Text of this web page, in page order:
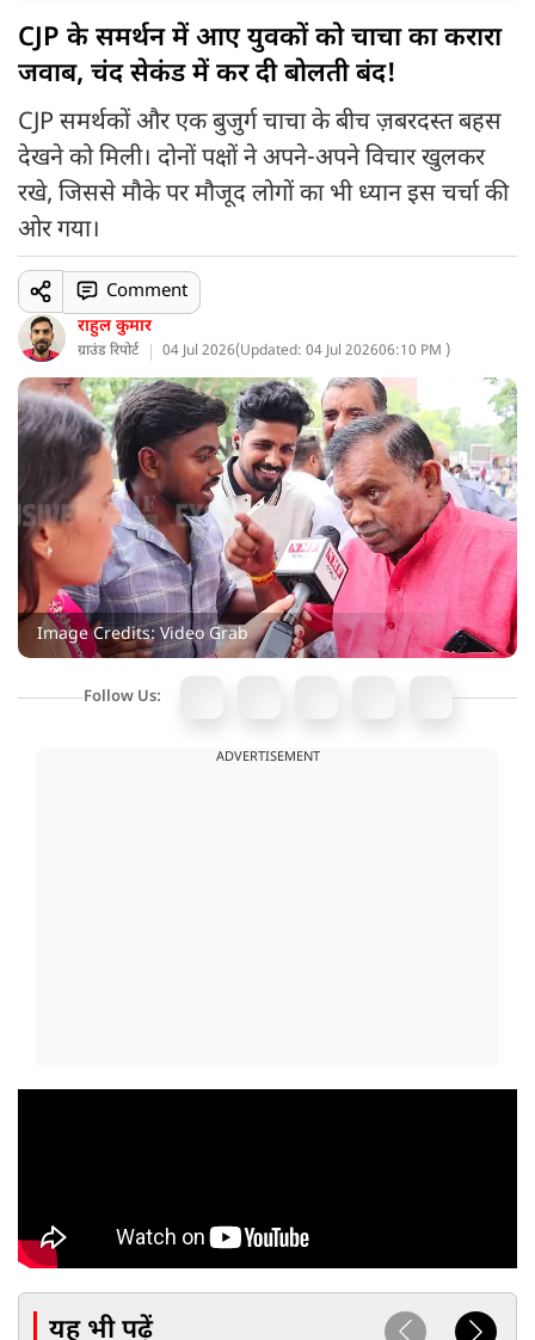
CJP के समर्थन में आए युवकों को चाचा का करारा
जवाब, चंद सेकंड में कर दी बोलती बंद!
CJP समर्थकों और एक बुजुर्ग चाचा के बीच ज़बरदस्त बहस
देखने को मिली। दोनों पक्षों ने अपने-अपने विचार खुलकर
रखे, जिससे मौके पर मौजूद लोगों का भी ध्यान इस चर्चा की
ओर गया।
राहुल कुमार
ग्राउंड रिपोर्ट 04 Jul 2026(Updated: 04 Jul 202606:10 PM )
Comment
Image Credits: Video Grab
Follow Us:
ADVERTISEMENT
यह भी पढ़ें